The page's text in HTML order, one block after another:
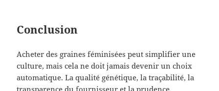
Conclusion
Acheter des graines féminisées peut simplifier une
culture, mais cela ne doit jamais devenir un choix
automatique. La qualité génétique, la traçabilité, la
transparence du fournisseur et la prudence